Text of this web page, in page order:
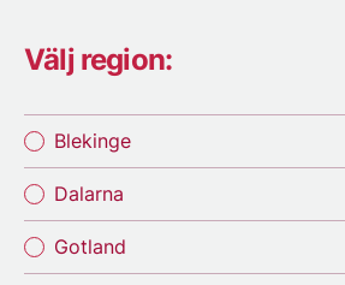
Välj region:
Blekinge
Dalarna
Gotland